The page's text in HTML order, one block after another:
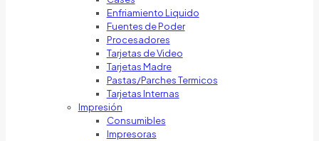
Enfriamiento Liquido
Fuentes de Poder
Procesadores
Tarjetas de Video
Tarjetas Madre
Pastas/Parches Termicos
Tarjetas Internas
Impresión
Consumibles
Impresoras